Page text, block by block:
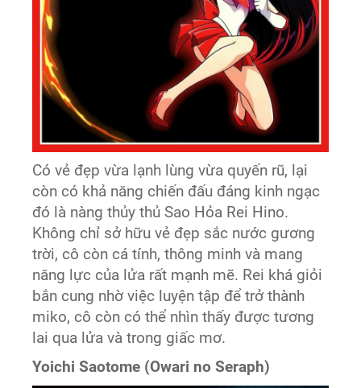
Có vẻ đẹp vừa lạnh lùng vừa quyến rũ, lại
còn có khả năng chiến đấu đáng kinh ngạc
đó là nàng thủy thủ Sao Hỏa Rei Hino.
Không chỉ sở hữu vẻ đẹp sắc nước gương
trời, cô còn cá tính, thông minh và mang
năng lực của lửa rất mạnh mẽ. Rei khá giỏi
bắn cung nhờ việc luyện tập để trở thành
miko, cô còn có thể nhìn thấy được tương
lai qua lửa và trong giấc mơ.
Yoichi Saotome (Owari no Seraph)